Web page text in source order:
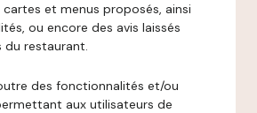
et menus proposés, ainsi
ou encore des avis laissés
du restaurant.
des fonctionnalités et/ou
aux utilisateurs de